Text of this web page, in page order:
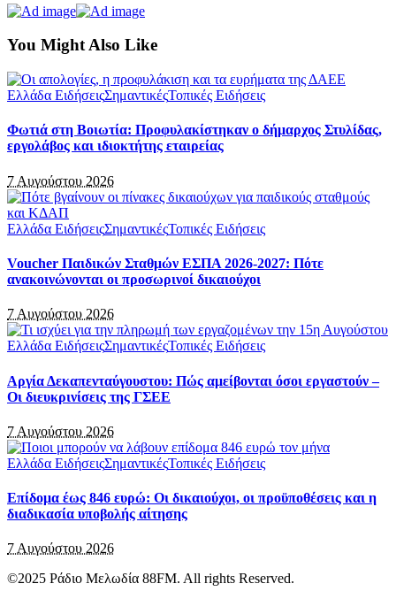
You Might Also Like
Ελλάδα ΕιδήσειςΣημαντικέςΤοπικές Ειδήσεις
Φωτιά στη Βοιωτία: Προφυλακίστηκαν ο δήμαρχος Στυλίδας,
εργολάβος και ιδιοκτήτης εταιρείας
7 Αυγούστου 2026
Ελλάδα ΕιδήσειςΣημαντικέςΤοπικές Ειδήσεις
Voucher Παιδικών Σταθμών ΕΣΠΑ 2026-2027: Πότε
ανακοινώνονται οι προσωρινοί δικαιούχοι
7 Αυγούστου 2026
Ελλάδα ΕιδήσειςΣημαντικέςΤοπικές Ειδήσεις
Αργία Δεκαπενταύγουστου: Πώς αμείβονται όσοι εργαστούν –
Οι διευκρινίσεις της ΓΣΕΕ
7 Αυγούστου 2026
Ελλάδα ΕιδήσειςΣημαντικέςΤοπικές Ειδήσεις
Επίδομα έως 846 ευρώ: Οι δικαιούχοι, οι προϋποθέσεις και η
διαδικασία υποβολής αίτησης
7 Αυγούστου 2026
©2025 Ράδιο Μελωδία 88FM. All rights Reserved.